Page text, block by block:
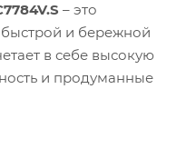
– это
и бережной
в себе высокую
и продуманные